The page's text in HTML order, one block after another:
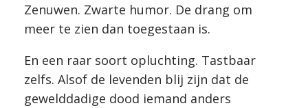
Zenuwen. Zwarte humor. De drang om
meer te zien dan toegestaan is.
En een raar soort opluchting. Tastbaar
zelfs. Alsof de levenden blij zijn dat de
gewelddadige dood iemand anders